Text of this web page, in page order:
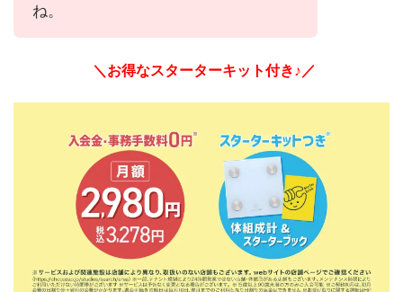
ね。
＼お得なスターターキット付き♪／